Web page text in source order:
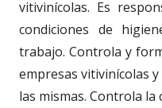
vitivinícolas. Es
condiciones de
trabajo. Controla y
empresas vitivinícolas
las mismas. Controla la